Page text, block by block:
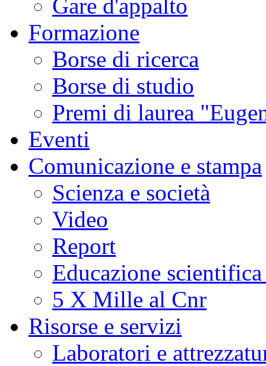
Gare d'appalto
Formazione
Borse di ricerca
Borse di studio
Premi di laurea
Eventi
Comunicazione e stampa
Scienza e società
Video
Report
Educazione
5 X Mille al Cnr
Risorse e servizi
Laboratori e